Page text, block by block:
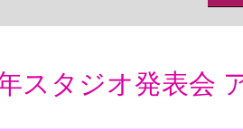
スタジオ発表会